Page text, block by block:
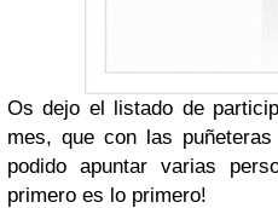
Os dejo el listado de
mes, que con las
podido apuntar varias
primero es lo primero!